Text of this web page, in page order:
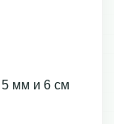
мм и 6 см